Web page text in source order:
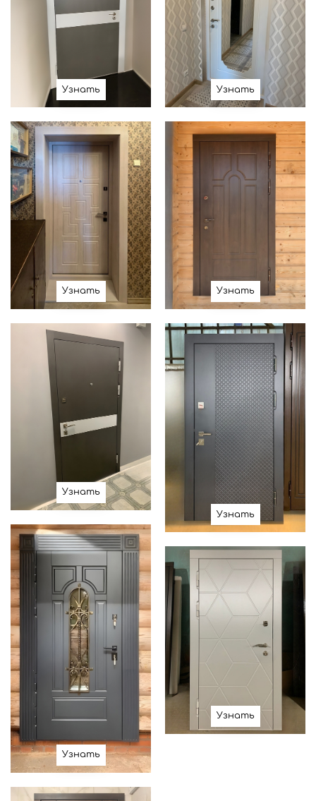
Узнать
Узнать
Узнать
Узнать
Узнать
Узнать
Узнать
Узнать